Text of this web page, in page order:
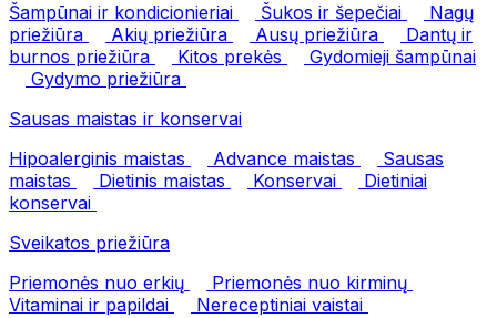
Šampūnai ir kondicionieriai
Šukos ir šepečiai
Nagų
priežiūra
Akių priežiūra Ausų priežiūra
Dantų ir
burnos priežiūra
Kitos prekės
Gydomieji šampūnai
Gydymo priežiūra
Sausas maistas ir konservai
Hipoalerginis maistas
Advance maistas
Sausas
maistas
Dietinis maistas Konservai
Dietiniai
konservai
Sveikatos priežiūra
Priemonės nuo erkių
Priemonės nuo kirminų
Vitaminai ir papildai
Nereceptiniai vaistai